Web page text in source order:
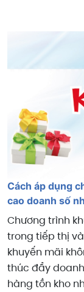
Cách áp dụng
cao doanh số
Chương trình
trong tiếp thị
khuyến mãi
thúc đẩy
hàng tồn kho